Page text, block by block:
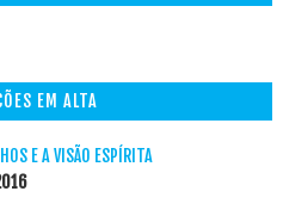
EM ALTA
E A VISÃO ESPÍRITA